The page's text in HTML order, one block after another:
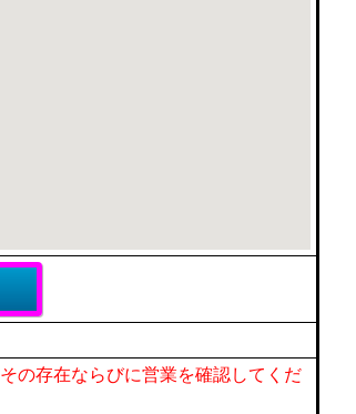
その存在ならびに営業を確認してくだ